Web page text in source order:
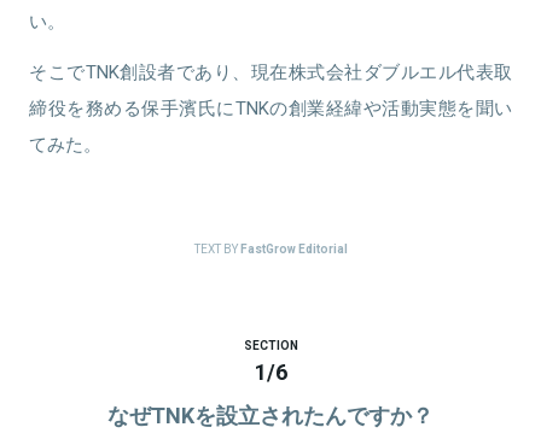
い。
そこでTNK創設者であり、現在株式会社ダブルエル代表取
締役を務める保手濱氏にTNKの創業経緯や活動実態を聞い
てみた。
TEXT BYFastGrow Editorial
SECTION
1/6
なぜTNKを設立されたんですか？